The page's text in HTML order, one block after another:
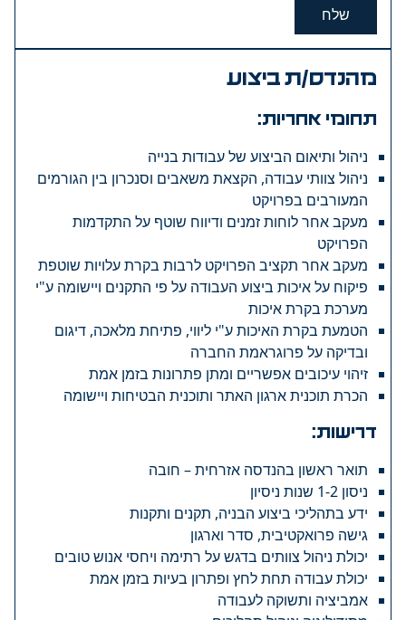
שלח
מהנדס/ת ביצוע
תחומי אחריות:
ניהול ותיאום הביצוע של עבודות בנייה
ניהול צוותי עבודה, הקצאת משאבים וסנכרון בין הגורמים
המעורבים בפרויקט
מעקב אחר לוחות זמנים ודיווח שוטף על התקדמות
הפרויקט
מעקב אחר תקציב הפרויקט לרבות בקרת עלויות שוטפת
פיקוח על איכות ביצוע העבודה על פי התקנים ויישומה ע"י
מערכת בקרת איכות
הטמעת בקרת האיכות ע"י ליווי, פתיחת מלאכה, דיגום
ובדיקה על פרוגראמת החברה
זיהוי עיכובים אפשריים ומתן פתרונות בזמן אמת
הכרת תוכנית ארגון האתר ותוכנית הבטיחות ויישומה
דרישות:
תואר ראשון בהנדסה אזרחית – חובה
ניסון 1-2 שנות ניסיון
ידע בתהליכי ביצוע הבניה, תקנים ותקנות
גישה פרואקטיבית, סדר וארגון
יכולת ניהול צוותים בדגש על רתימה ויחסי אנוש טובים
יכולת עבודה תחת לחץ ופתרון בעיות בזמן אמת
אמביציה ותשוקה לעבודה